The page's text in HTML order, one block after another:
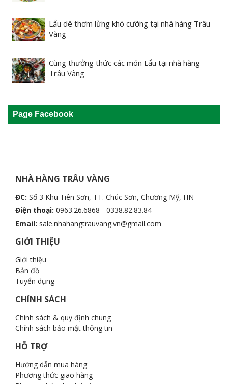
Lẩu dê thơm lừng khó cưỡng tại nhà hàng Trâu
Vàng
Cùng thưởng thức các món Lẩu tại nhà hàng
Trâu Vàng
Page Facebook
NHÀ HÀNG TRÂU VÀNG
ĐC: Số 3 Khu Tiên Sơn, TT. Chúc Sơn, Chương Mỹ, HN
Điện thoại: 0963.26.6868 - 0338.82.83.84
Email: sale.nhahangtrauvang.vn@gmail.com
GIỚI THIỆU
Giới thiệu
Bản đồ
Tuyển dụng
CHÍNH SÁCH
Chính sách & quy định chung
Chính sách bảo mật thông tin
HỖ TRỢ
Hướng dẫn mua hàng
Phương thức giao hàng